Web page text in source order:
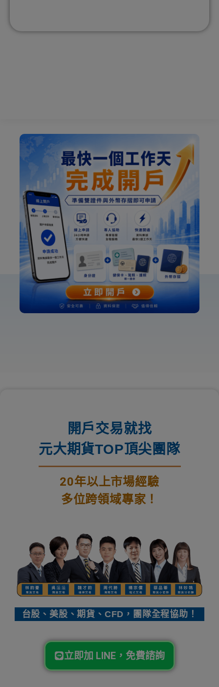
開戶交易就找
元大期貨TOP頂尖團隊
20年以上市場經驗
多位跨領域專家！
台股、美股、期貨、CFD，團隊全程協助！
立即加 LINE，免費諮詢